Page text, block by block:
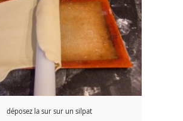
déposez la sur sur un silpat